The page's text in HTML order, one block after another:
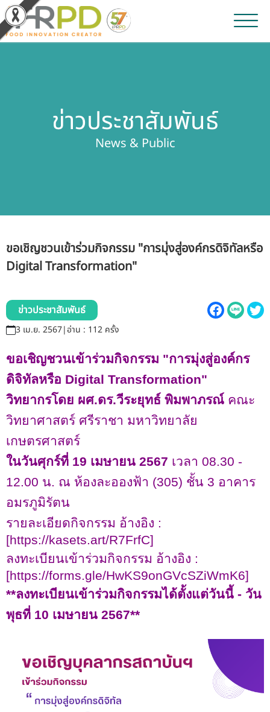
ผลิตภัณฑ์และจำหน่าย
เกี่ยวกับสถาบัน
บุคลากรสถาบัน
ระบบสารสนเทศ (ใน)
ติดต่อเรา
สายตรงผู้บริหาร
ข่าวประชาสัมพันธ์
News & Public
ขอเชิญชวนเข้าร่วมกิจกรรม "การมุ่งสู่องค์กรดิจิทัลหรือ
Digital Transformation"
ข่าวประชาสัมพันธ์
3 เม.ย. 2567|อ่าน : 112 ครั้ง
ขอเชิญชวนเข้าร่วมกิจกรรม "การมุ่งสู่องค์กร
ดิจิทัลหรือ Digital Transformation"
วิทยากรโดย ผศ.ดร.วีระยุทธ์ พิมพาภรณ์ คณะ
วิทยาศาสตร์ ศรีราชา มหาวิทยาลัย
เกษตรศาสตร์
ในวันศุกร์ที่ 19 เมษายน 2567 เวลา 08.30 -
12.00 น. ณ ห้องละอองฟ้า (305) ชั้น 3 อาคาร
อมรภูมิรัตน
รายละเอียดกิจกรรม อ้างอิง :
[https://kasets.art/R7FrfC]
ลงทะเบียนเข้าร่วมกิจกรรม อ้างอิง :
[https://forms.gle/HwKS9onGVcSZiWmK6]
**ลงทะเบียนเข้าร่วมกิจกรรมได้ตั้งแต่วันนี้ - วัน
พุธที่ 10 เมษายน 2567**